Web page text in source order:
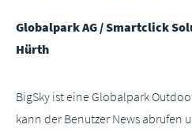
Globalpark AG / Smartclick
Hürth
BigSky ist eine Globalpark
kann der Benutzer News abrufen